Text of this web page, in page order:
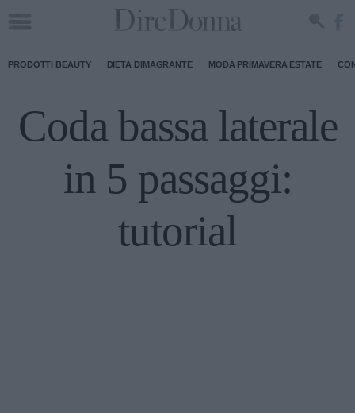
PRODOTTI BEAUTY DIETA DIMAGRANTE MODA PRIMAVERA ESTATE
Coda bassa laterale
in 5 passaggi:
tutorial